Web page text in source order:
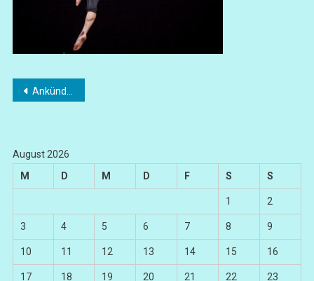
Beitragsnavigation
Ankündigung „HUMANS“ von CIRCA Contemporary Circus
August 2026
M
D M D F S S
1 2
3 4 5 6 7 8 9
10 11 12 13 14 15 16
17 18 19 20 21 22 23